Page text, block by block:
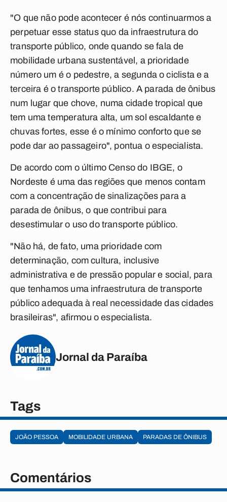
"O que não pode acontecer é nós continuarmos a
perpetuar esse status quo da infraestrutura do
transporte público, onde quando se fala de
mobilidade urbana sustentável, a prioridade
número um é o pedestre, a segunda o ciclista e a
terceira é o transporte público. A parada de ônibus
num lugar que chove, numa cidade tropical que
tem uma temperatura alta, um sol escaldante e
chuvas fortes, esse é o mínimo conforto que se
pode dar ao passageiro", pontua o especialista.
De acordo com o último Censo do IBGE, o
Nordeste é uma das regiões que menos contam
com a concentração de sinalizações para a
parada de ônibus, o que contribui para
desestimular o uso do transporte público.
"Não há, de fato, uma prioridade com
determinação, com cultura, inclusive
administrativa e de pressão popular e social, para
que tenhamos uma infraestrutura de transporte
público adequada à real necessidade das cidades
brasileiras", afirmou o especialista.
Jornal da Paraíba
Tags
JOÃO PESSOA MOBILIDADE URBANA PARADAS DE ÔNIBUS
Comentários